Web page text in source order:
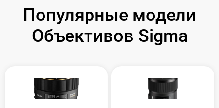
Популярные модели
Объективов Sigma